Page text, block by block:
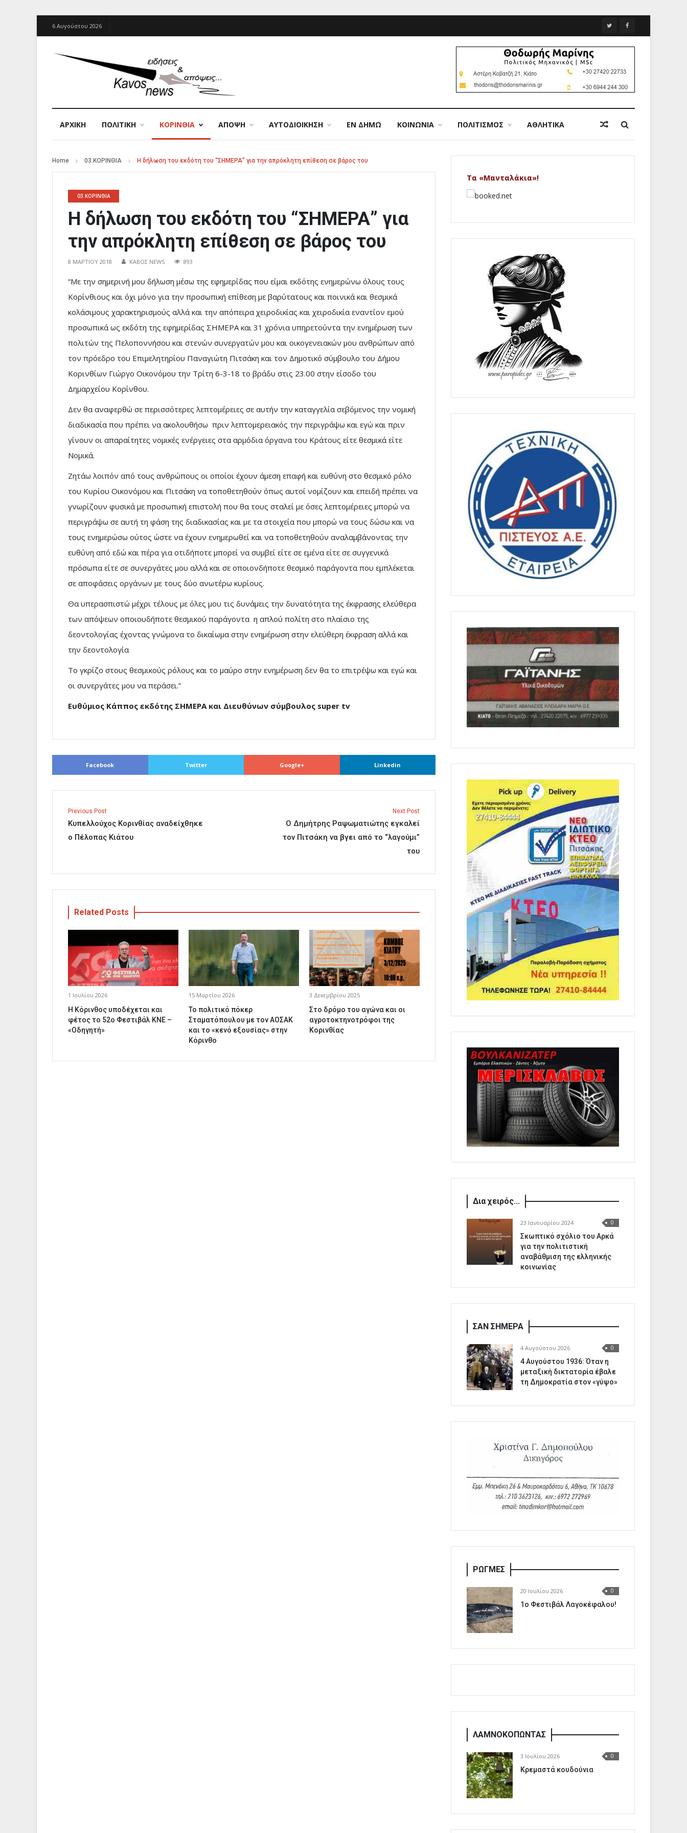
6 Αυγούστου 2026
ΑΡΧΙΚΉ ΠΟΛΙΤΙΚΗ ΚΟΡΙΝΘΙΑ ΑΠΟΨΗ ΑΥΤΟΔΙΟΙΚΗΣΗ ΕΝ ΔΗΜΩ ΚΟΙΝΩΝΙΑ ΠΟΛΙΤΙΣΜΟΣ ΑΘΛΗΤΙΚΑ
Home 03.ΚΟΡΙΝΘΙΑ Η δήλωση του εκδότη του “ΣΗΜΕΡΑ” για την απρόκλητη επίθεση σε βάρος του
03.ΚΟΡΙΝΘΙΑ
Η δήλωση του εκδότη του “ΣΗΜΕΡΑ” για
την απρόκλητη επίθεση σε βάρος του
8 ΜΑΡΤΊΟΥ 2018 ΚΑΒΟΣ NEWS 893
“Με την σημερινή μου δήλωση μέσω της εφημερίδας που είμαι εκδότης ενημερώνω όλους τους
Κορίνθιους και όχι μόνο για την προσωπική επίθεση με βαρύτατους και ποινικά και θεσμικά
κολάσιμους χαρακτηρισμούς αλλά και την απόπειρα χειροδικίας και χειροδικία εναντίον εμού
προσωπικά ως εκδότη της εφημερίδας ΣΗΜΕΡΑ και 31 χρόνια υπηρετούντα την ενημέρωση των
πολιτών της Πελοποννήσου και στενών συνεργατών μου και οικογενειακών μου ανθρώπων από
τον πρόεδρο του Επιμελητηρίου Παναγιώτη Πιτσάκη και τον Δημοτικό σύμβουλο του Δήμου
Κορινθίων Γιώργο Οικονόμου την Τρίτη 6-3-18 το βράδυ στις 23.00 στην είσοδο του
Δημαρχείου Κορίνθου.
Δεν θα αναφερθώ σε περισσότερες λεπτομέρειες σε αυτήν την καταγγελία σεβόμενος την νομική
διαδικασία που πρέπει να ακολουθήσω πριν λεπτομερειακός την περιγράψω και εγώ και πριν
γίνουν οι απαραίτητες νομικές ενέργειες στα αρμόδια όργανα του Κράτους είτε θεσμικά είτε
Νομικά.
Ζητάω λοιπόν από τους ανθρώπους οι οποίοι έχουν άμεση επαφή και ευθύνη στο θεσμικό ρόλο
του Κυρίου Οικονόμου και Πιτσάκη να τοποθετηθούν όπως αυτοί νομίζουν και επειδή πρέπει να
γνωρίζουν φυσικά με προσωπική επιστολή που θα τους σταλεί με όσες λεπτομέρειες μπορώ να
περιγράψω σε αυτή τη φάση της διαδικασίας και με τα στοιχεία που μπορώ να τους δώσω και να
τους ενημερώσω ούτος ώστε να έχουν ενημερωθεί και να τοποθετηθούν αναλαμβάνοντας την
ευθύνη από εδώ και πέρα για οτιδήποτε μπορεί να συμβεί είτε σε εμένα είτε σε συγγενικά
πρόσωπα είτε σε συνεργάτες μου αλλά και σε οποιονδήποτε θεσμικό παράγοντα που εμπλέκεται
σε αποφάσεις οργάνων με τους δύο ανωτέρω κυρίους.
Θα υπερασπιστώ μέχρι τέλους με όλες μου τις δυνάμεις την δυνατότητα της έκφρασης ελεύθερα
των απόψεων οποιουδήποτε θεσμικού παράγοντα η απλού πολίτη στο πλαίσιο της
δεοντολογίας έχοντας γνώμονα το δικαίωμα στην ενημέρωση στην ελεύθερη έκφραση αλλά και
την δεοντολογία
Το γκρίζο στους θεσμικούς ρόλους και το μαύρο στην ενημέρωση δεν θα το επιτρέψω και εγώ και
οι συνεργάτες μου να περάσει.”
Ευθύμιος Κάππος εκδότης ΣΗΜΕΡΑ και Διευθύνων σύμβουλος super tv
Facebook Twitter Google+ Linkedin
Previous Post
Κυπελλούχος Κορινθίας αναδείχθηκε
ο Πέλοπας Κιάτου
Next Post
Ο Δημήτρης Ραψωματιώτης εγκαλεί
τον Πιτσάκη να βγει από το “λαγούμι”
του
Related Posts
1 Ιουλίου 2026
Η Κόρινθος υποδέχεται και
φέτος το 52ο Φεστιβάλ ΚΝΕ –
«Οδηγητή»
15 Μαρτίου 2026
Το πολιτικό πόκερ
Σταματόπουλου με τον ΑΟΣΑΚ
και το «κενό εξουσίας» στην
Κόρινθο
3 Δεκεμβρίου 2025
Στο δρόμο του αγώνα και οι
αγροτοκτηνοτρόφοι της
Κορινθίας
Τα «Μανταλάκια»!
Δια χειρός...
23 Ιανουαρίου 2024 0
Σκωπτικό σχόλιο του Αρκά
για την πολιτιστική
αναβάθμιση της ελληνικής
κοινωνίας
ΣΑΝ ΣΗΜΕΡΑ
4 Αυγούστου 2026 0
4 Αυγούστου 1936: Όταν η
μεταξική δικτατορία έβαλε
τη Δημοκρατία στον «γύψο»
ΡΩΓΜΕΣ
20 Ιουλίου 2026 0
1o Φεστιβάλ Λαγοκέφαλου!
ΛΑΜΝΟΚΟΠΩΝΤΑΣ
3 Ιουλίου 2026 0
Κρεμαστά κουδούνια